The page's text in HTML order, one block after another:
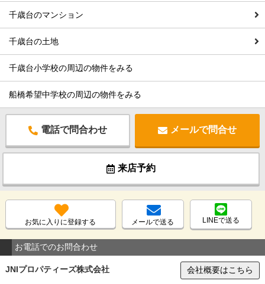
千歳台のマンション
千歳台の土地
千歳台小学校の周辺の物件をみる
船橋希望中学校の周辺の物件をみる
電話で問合わせ メールで問合せ
来店予約
お気に入りに登録する メールで送る LINEで送る
お電話でのお問合わせ
JNIプロパティーズ株式会社 会社概要はこちら